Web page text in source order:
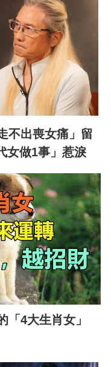
不出喪女痛」留
女做1事」惹淚
「4大生肖女」